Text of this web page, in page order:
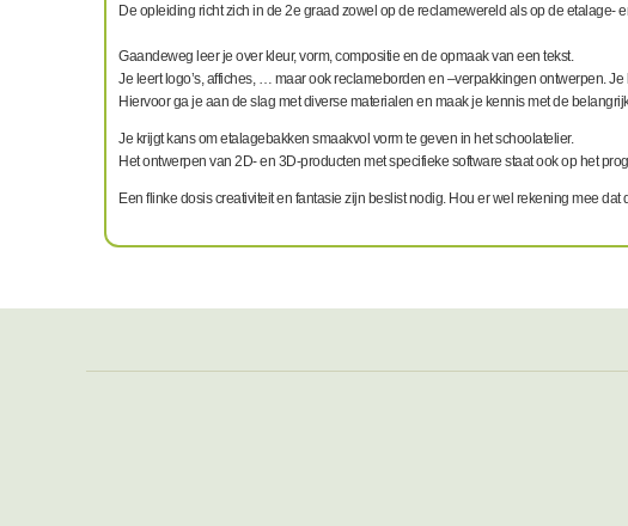
De opleiding richt zich in de 2e graad zowel op de reclamewereld als op de etalage-
Gaandeweg leer je over kleur, vorm, compositie en de opmaak van een tekst.
Je leert logo’s, affiches, … maar ook reclameborden en –verpakkingen ontwerpen.
Hiervoor ga je aan de slag met diverse materialen en maak je kennis met de
Je krijgt kans om etalagebakken smaakvol vorm te geven in het schoolatelier.
Het ontwerpen van 2D- en 3D-producten met specifieke software staat ook op het
Een flinke dosis creativiteit en fantasie zijn beslist nodig. Hou er wel rekening mee